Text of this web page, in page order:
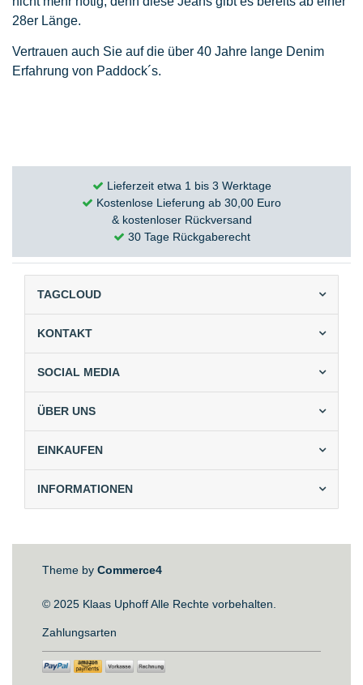
28er Länge.
Vertrauen auch Sie auf die über 40 Jahre lange Denim
Erfahrung von Paddock´s.
Lieferzeit etwa 1 bis 3 Werktage
Kostenlose Lieferung ab 30,00 Euro
& kostenloser Rückversand
30 Tage Rückgaberecht
TAGCLOUD
KONTAKT
SOCIAL MEDIA
ÜBER UNS
EINKAUFEN
INFORMATIONEN
Theme by Commerce4
© 2025 Klaas Uphoff Alle Rechte vorbehalten.
Zahlungsarten